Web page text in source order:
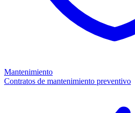
Mantenimiento
Contratos de mantenimiento preventivo